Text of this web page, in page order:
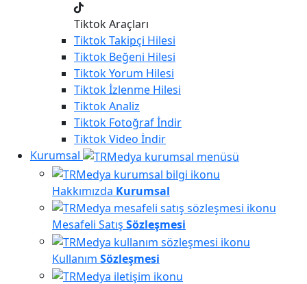
Tiktok Araçları
TiktokTakipçi Hilesi
Tiktok Beğeni Hilesi
TiktokYorum Hilesi
Tiktokİzlenme Hilesi
TiktokAnaliz
Tiktok Fotoğraf İndir
TiktokVideo İndir
Kurumsal
Hakkımızda Kurumsal
Mesafeli Satış Sözleşmesi
Kullanım Sözleşmesi